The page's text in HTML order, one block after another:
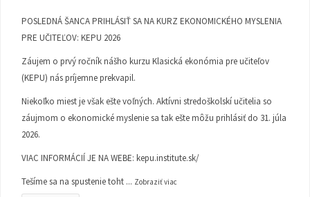
POSLEDNÁ ŠANCA PRIHLÁSIŤ SA NA KURZ EKONOMICKÉHO MYSLENIA
PRE UČITEĽOV: KEPU 2026
Záujem o prvý ročník nášho kurzu Klasická ekonómia pre učiteľov
(KEPU) nás príjemne prekvapil.
Niekoľko miest je však ešte voľných. Aktívni stredoškolskí učitelia so
záujmom o ekonomické myslenie sa tak ešte môžu prihlásiť do 31. júla
2026.
VIAC INFORMÁCIÍ JE NA WEBE: kepu.institute.sk/
Tešíme sa na spustenie toht ... Zobraziť viac